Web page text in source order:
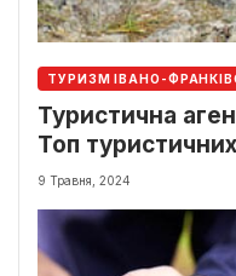
ТУРИЗМ ІВАНО-
Туристична
Топ
9 Травня, 2024